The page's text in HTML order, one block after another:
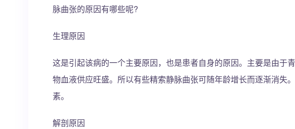
脉曲张的原因有哪些呢?
生理原因
这是引起该病的一个主要原因，也是患者自身的原因。主要是由于
物血液供应旺盛。所以有些精索静脉曲张可随年龄增长而逐渐消失
素。
解剖原因